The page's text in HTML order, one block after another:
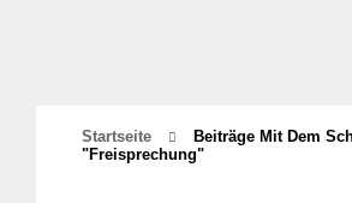
Startseite
Beiträge Mit Dem
"freisprechung"